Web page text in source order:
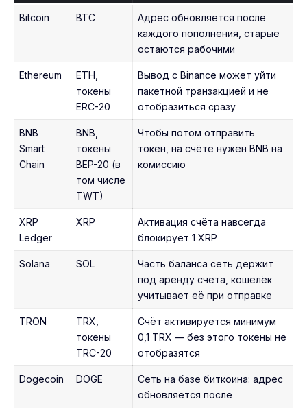
Bitcoin BTC
Адрес обновляется после
каждого пополнения, старые
остаются рабочими
Ethereum
ETH,
токены
ERC-20
Вывод с Binance может уйти
пакетной транзакцией и не
отобразиться сразу
BNB
Smart
Chain
BNB,
токены
BEP-20 (в
том числе
TWT)
Чтобы потом отправить
токен, на счёте нужен BNB на
комиссию
XRP
Ledger
XRP
Активация счёта навсегда
блокирует 1 XRP
Solana SOL
Часть баланса сеть держит
под аренду счёта, кошелёк
учитывает её при отправке
TRON
TRX,
токены
TRC-20
Счёт активируется минимум
0,1 TRX — без этого токены не
отобразятся
Dogecoin DOGE
Сеть на базе биткоина: адрес
обновляется после